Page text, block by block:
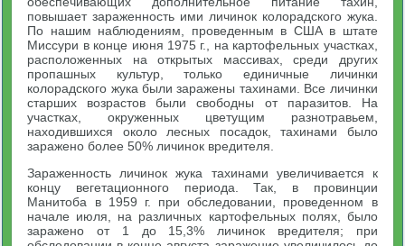
повышает зараженность ими личинок колорадского жука.
По нашим наблюдениям, проведенным в США в штате
Миссури в конце июня 1975 г., на картофельных участках,
расположенных на открытых массивах, среди других
пропашных культур, только единичные личинки
колорадского жука были заражены тахинами. Все личинки
старших возрастов были свободны от паразитов. На
участках, окруженных цветущим разнотравьем,
находившихся около лесных посадок, тахинами было
заражено более 50% личинок вредителя.
Зараженность личинок жука тахинами увеличивается к
концу вегетационного периода. Так, в провинции
Манитоба в 1959 г. при обследовании, проведенном в
начале июля, на различных картофельных полях, было
заражено от 1 до 15,3% личинок вредителя; при